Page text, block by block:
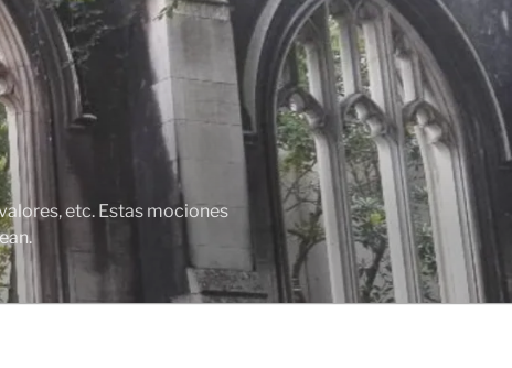
etc. Estas mociones